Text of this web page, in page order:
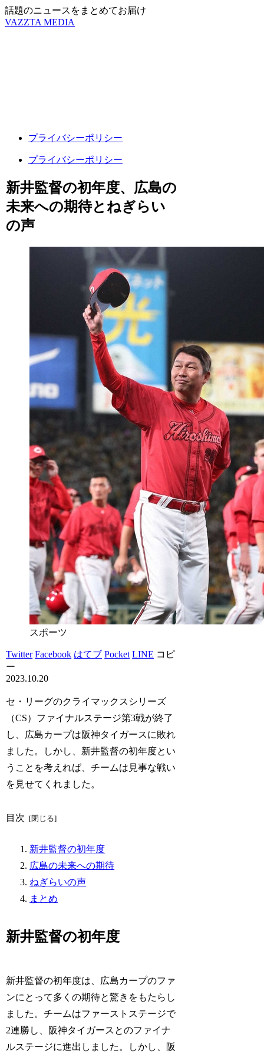
話題のニュースをまとめてお届け
VAZZTA MEDIA
プライバシーポリシー
プライバシーポリシー
新井監督の初年度、広島の
未来への期待とねぎらい
の声
スポーツ
Twitter Facebook はてブ Pocket LINE コピ
ー
2023.10.20
セ・リーグのクライマックスシリーズ
（CS）ファイナルステージ第3戦が終了
し、広島カープは阪神タイガースに敗れ
ました。しかし、新井監督の初年度とい
うことを考えれば、チームは見事な戦い
を見せてくれました。
目次
新井監督の初年度
広島の未来への期待
ねぎらいの声
まとめ
新井監督の初年度
新井監督の初年度は、広島カープのファ
ンにとって多くの期待と驚きをもたらし
ました。チームはファーストステージで
2連勝し、阪神タイガースとのファイナ
ルステージに進出しました。しかし、阪